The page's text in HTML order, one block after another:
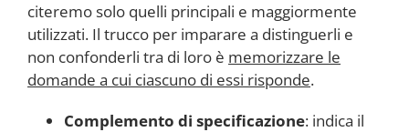
citeremo solo quelli principali e maggiormente
utilizzati. Il trucco per imparare a distinguerli e
non confonderli tra di loro è memorizzare le
domande a cui ciascuno di essi risponde.
Complemento di specificazione: indica il